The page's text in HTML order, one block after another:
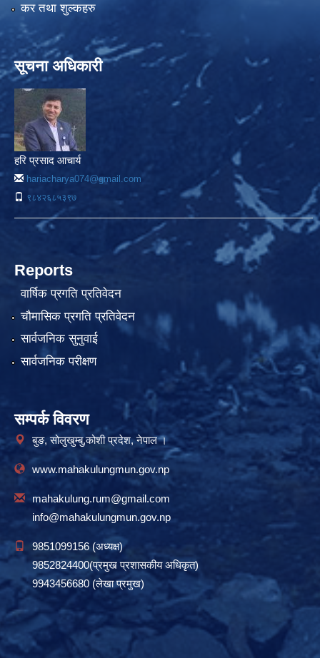
कर तथा शुल्कहरु
सूचना अधिकारी
हरि प्रसाद आचार्य
hariacharya074@gmail.com
९८४२६८५३९७
Reports
वार्षिक प्रगति प्रतिवेदन
चौमासिक प्रगति प्रतिवेदन
सार्वजनिक सुनुवाई
सार्वजनिक परीक्षण
सम्पर्क विवरण
बुङ, सोलुखुम्बु,कोशी प्रदेश, नेपाल ।
www.mahakulungmun.gov.np
mahakulung.rum@gmail.com
info@mahakulungmun.gov.np
9851099156 (अध्यक्ष)
9852824400(प्रमुख प्रशासकीय अधिकृत)
9943456680 (लेखा प्रमुख)